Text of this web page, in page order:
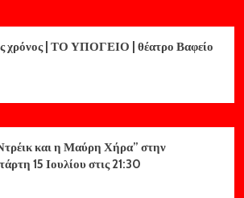
χρόνος | ΤΟ ΥΠΟΓΕΙΟ | θέατρο Βαφείο
και η Μαύρη Χήρα” στην
15 Ιουλίου στις 21:30